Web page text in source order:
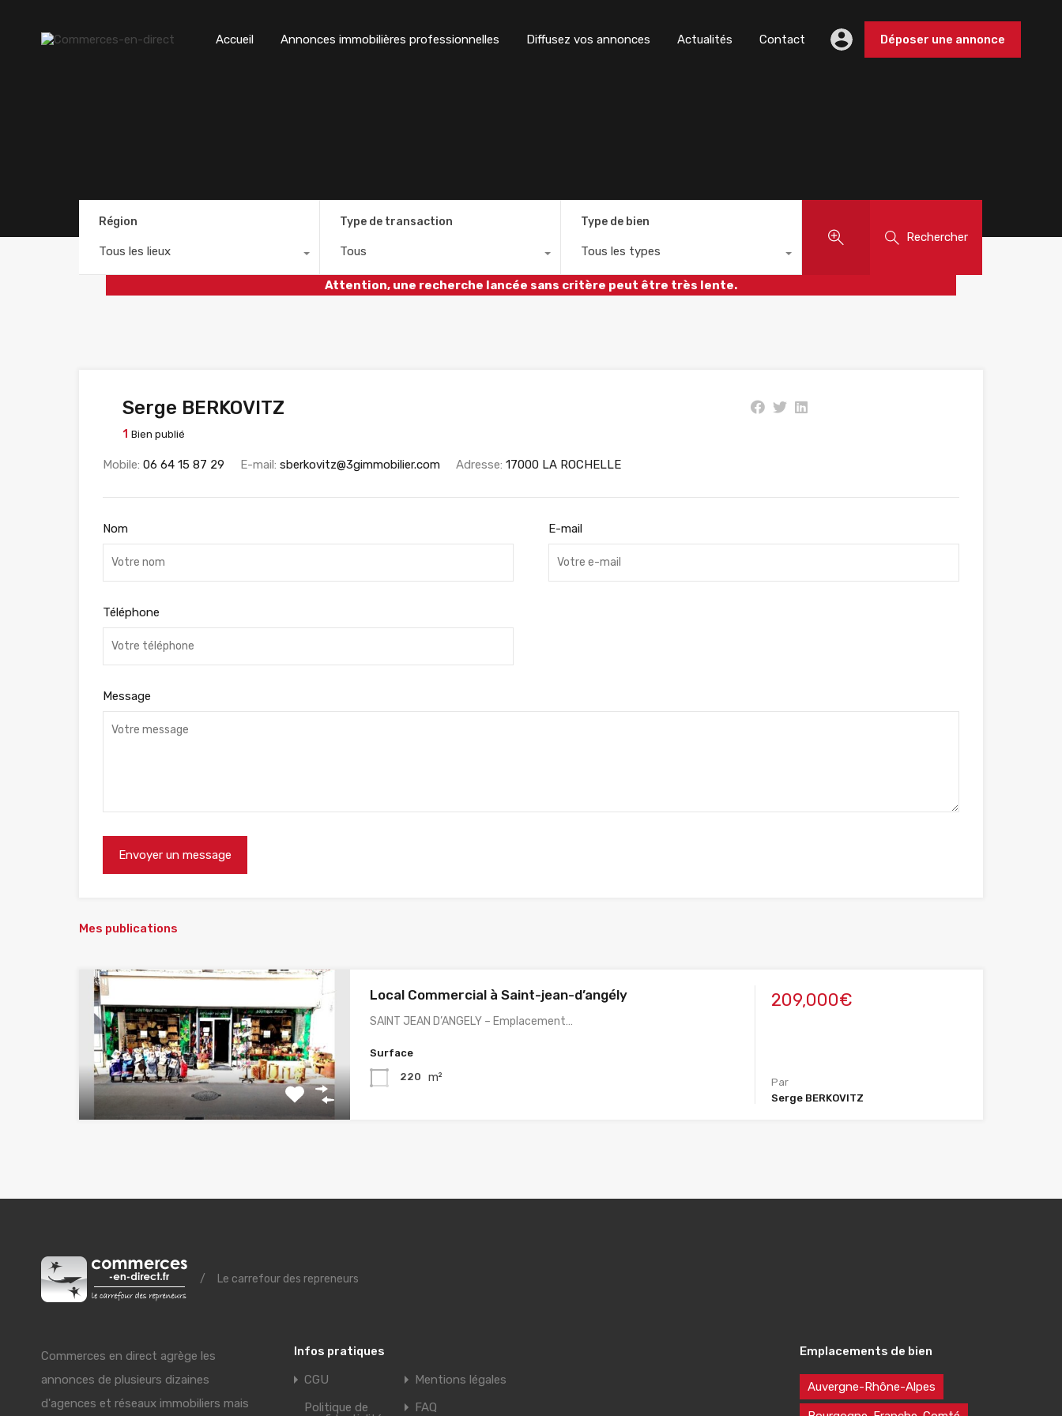
Accueil Annonces immobilières professionnelles Diffusez vos annonces Actualités Contact Déposer une annonce
Région
Tous les lieux
Type de transaction
Tous
Type de bien
Tous les types
Rechercher
Attention, une recherche lancée sans critère peut être très lente.
Serge BERKOVITZ
1 Bien publié
Mobile: 06 64 15 87 29 E-mail: sberkovitz@3gimmobilier.com Adresse: 17000 LA ROCHELLE
Nom E-mail
Téléphone
Message
Mes publications
Local Commercial à Saint-jean-d’angély
SAINT JEAN D’ANGELY – Emplacement…
Surface
220 m²
209,000€
Par
Serge BERKOVITZ
/ Le carrefour des repreneurs
Commerces en direct agrège les
annonces de plusieurs dizaines
d'agences et réseaux immobiliers mais
Infos pratiques
CGU
Mentions légales
Politique de
FAQ
Emplacements de bien
Auvergne-Rhône-Alpes